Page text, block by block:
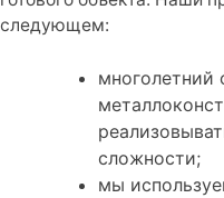
следующем:
многолетний
сложности;
мы